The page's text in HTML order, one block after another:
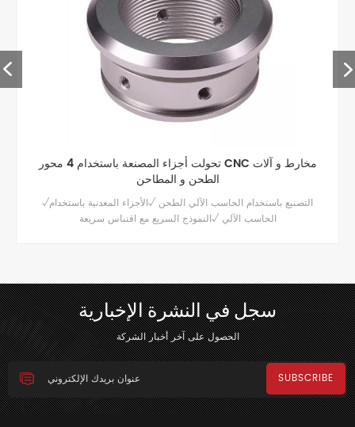
تحولت أجزاء المصنعة باستخدام 4 محور CNC مخارط و آلات
الطحن و المطاحن
√التصنيع باستخدام الحاسب الآلي الطحن √الأجزاء المعدنية باستخدام
الحاسب الآلي √النموذج السريع مع اقتباس سريعة
سجل في النشرة الإخبارية
الحصول على آخر أخبار الشركة